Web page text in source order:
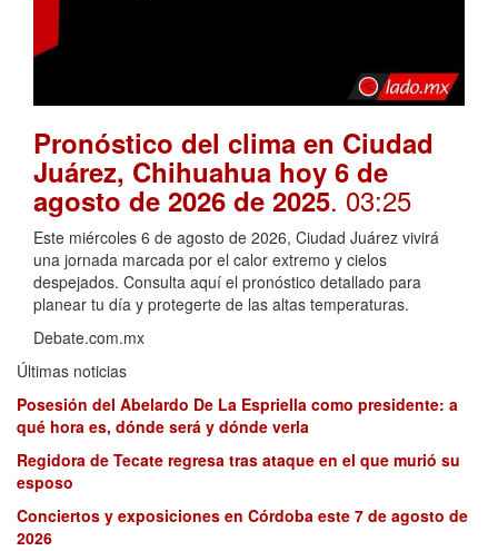
Pronóstico del clima en Ciudad
Juárez, Chihuahua hoy 6 de
agosto de 2026 de 2025. 03:25
Este miércoles 6 de agosto de 2026, Ciudad Juárez vivirá
una jornada marcada por el calor extremo y cielos
despejados. Consulta aquí el pronóstico detallado para
planear tu día y protegerte de las altas temperaturas.
Debate.com.mx
Últimas noticias
Posesión del Abelardo De La Espriella como presidente: a
qué hora es, dónde será y dónde verla
Regidora de Tecate regresa tras ataque en el que murió su
esposo
Conciertos y exposiciones en Córdoba este 7 de agosto de
2026